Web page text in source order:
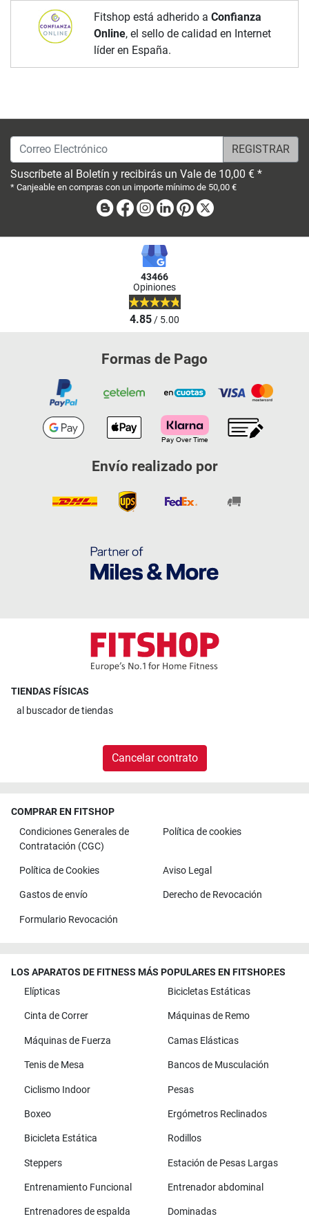
Fitshop está adherido a Confianza
Online, el sello de calidad en Internet
líder en España.
Correo Electrónico
Suscríbete al Boletín y recibirás un Vale de 10,00 € *
* Canjeable en compras con un importe mínimo de 50,00 €
BlogFacebook
Instagram
LinkedinPinterest
43466
Opiniones
4.85/ 5.00
Formas de Pago
Envío realizado por
TIENDAS FÍSICAS
al buscador de tiendas
Cancelar contrato
COMPRAR EN FITSHOP
Condiciones Generales de
Contratación (CGC)
Política de cookies
Política de Cookies Aviso Legal
Gastos de envío Derecho de Revocación
Formulario Revocación
LOS APARATOS DE FITNESS MÁS POPULARES EN FITSHOP.ES
Elípticas
Bicicletas Estáticas
Cinta de Correr Máquinas de Remo
Máquinas de Fuerza Camas Elásticas
Tenis de Mesa Bancos de Musculación
Ciclismo Indoor Pesas
Boxeo Ergómetros Reclinados
Bicicleta Estática Rodillos
Steppers Estación de Pesas Largas
Entrenamiento Funcional Entrenador abdominal
Entrenadores de espalda Dominadas